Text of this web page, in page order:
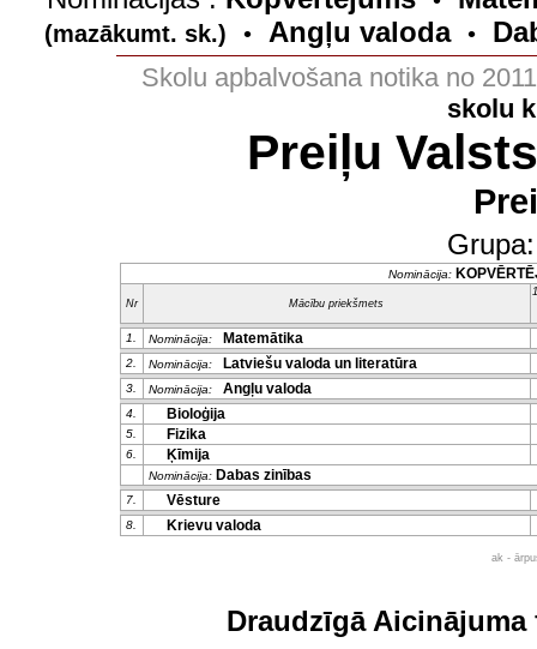
(mazākumt. sk.) • Angļu valoda •
Skolu apbalvošana notika no
skolu
Preiļu
Nominācija:
Nr Mācību priekšmets
1. Nominācija: Matemātika
2. Nominācija: Latviešu valoda un literatūra
3. Nominācija: Angļu valoda
4. Bioloģija
5. Fizika
6. Ķīmija
Nominācija: Dabas zinības
7. Vēsture
8. Krievu valoda
ak -
Draudzīgā